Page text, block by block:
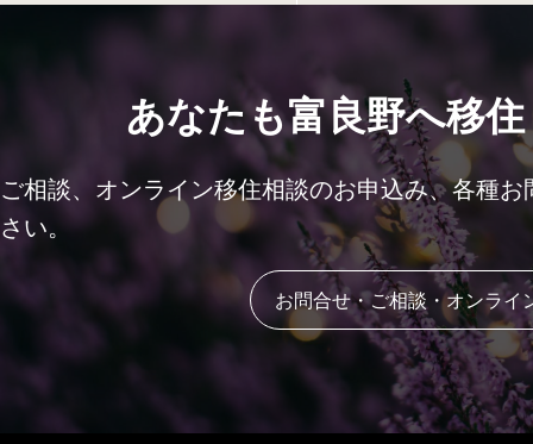
あなたも富良野へ移
ご相談、オンライン移住相談のお申込み、各種
さい。
お問合せ・ご相談・オンライ